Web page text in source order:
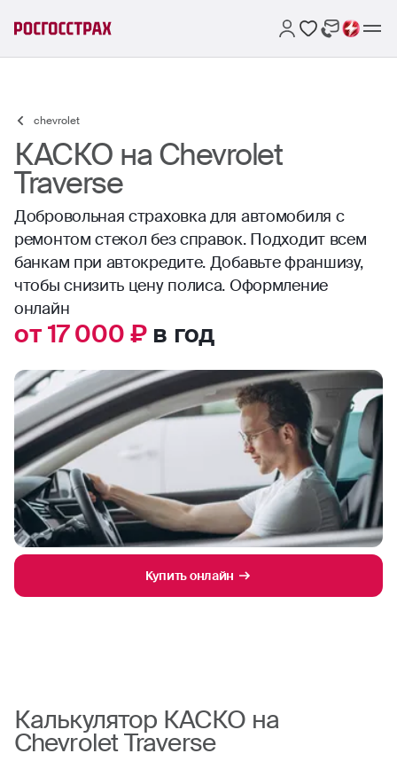
chevrolet
КАСКО на Chevrolet
Traverse
Добровольная страховка для автомобиля с
ремонтом стекол без справок. Подходит всем
банкам при автокредите. Добавьте франшизу,
чтобы снизить цену полиса. Оформление
онлайн
от 17 000 ₽в год
Купить онлайн
Калькулятор КАСКО на
Chevrolet Traverse